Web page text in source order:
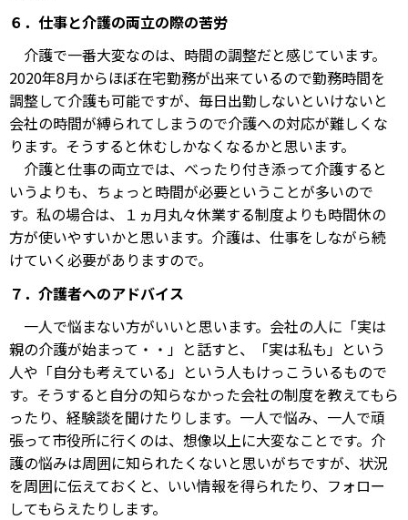
６．仕事と介護の両立の際の苦労
介護で一番大変なのは、時間の調整だと感じています。
2020年8月からほぼ在宅勤務が出来ているので勤務時間を
調整して介護も可能ですが、毎日出勤しないといけないと
会社の時間が縛られてしまうので介護への対応が難しくな
ります。そうすると休むしかなくなるかと思います。
介護と仕事の両立では、べったり付き添って介護すると
いうよりも、ちょっと時間が必要ということが多いので
す。私の場合は、１ヵ月丸々休業する制度よりも時間休の
方が使いやすいかと思います。介護は、仕事をしながら続
けていく必要がありますので。
７．介護者へのアドバイス
一人で悩まない方がいいと思います。会社の人に「実は
親の介護が始まって・・」と話すと、「実は私も」という
人や「自分も考えている」という人もけっこういるもので
す。そうすると自分の知らなかった会社の制度を教えてもら
ったり、経験談を聞けたりします。一人で悩み、一人で頑
張って市役所に行くのは、想像以上に大変なことです。介
護の悩みは周囲に知られたくないと思いがちですが、状況
を周囲に伝えておくと、いい情報を得られたり、フォロー
してもらえたりします。